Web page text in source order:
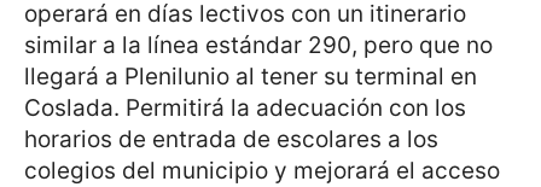
operará en días lectivos con un itinerario
similar a la línea estándar 290, pero que no
llegará a Plenilunio al tener su terminal en
Coslada. Permitirá la adecuación con los
horarios de entrada de escolares a los
colegios del municipio y mejorará el acceso